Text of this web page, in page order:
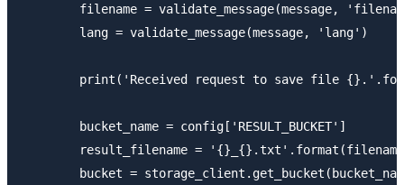
filename = validate_message(message,
        lang = validate_message(message, 'lang')
print('Received request to save file
        bucket_name = config['RESULT_BUCKET']
result_filename =
bucket =